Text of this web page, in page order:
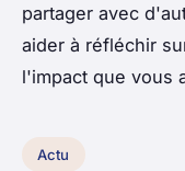
partager avec
aider à réfléchir
l'impact que vous
Actu